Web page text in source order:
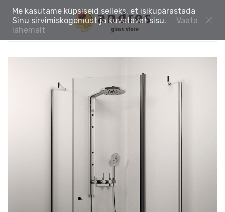
Me kasutame küpsiseid selleks, et isikupärastada
Sinu sirvimiskogemust ja kuvatavat sisu.
Vaata
lähemalt